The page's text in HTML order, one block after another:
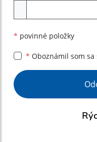
* povinné položky
* Oboznámil som sa
Google reCaptcha